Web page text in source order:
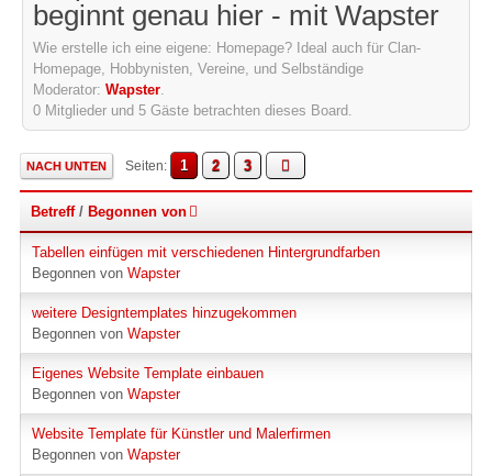
beginnt genau hier - mit Wapster
Wie erstelle ich eine eigene: Homepage? Ideal auch für Clan-
Homepage, Hobbynisten, Vereine, und Selbständige
Moderator: Wapster.
0 Mitglieder und 5 Gäste betrachten dieses Board.
NACH UNTEN Seiten 1 2 3
Betreff/ Begonnen von
Tabellen einfügen mit verschiedenen Hintergrundfarben
Begonnen von Wapster
weitere Designtemplates hinzugekommen
Begonnen von Wapster
Eigenes Website Template einbauen
Begonnen von Wapster
Website Template für Künstler und Malerfirmen
Begonnen von Wapster